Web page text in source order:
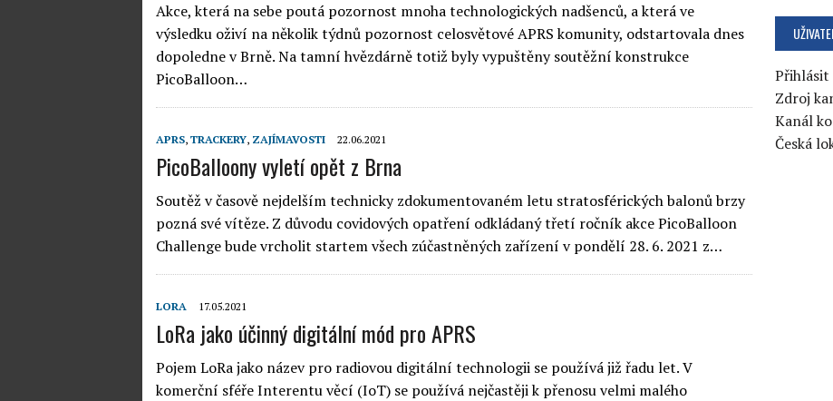
Akce, která na sebe poutá pozornost mnoha technologických nadšenců, a která ve
výsledku oživí na několik týdnů pozornost celosvětové APRS komunity, odstartovala dnes
dopoledne v Brně. Na tamní hvězdárně totiž byly vypuštěny soutěžní konstrukce
PicoBalloon…
APRS, TRACKERY, ZAJÍMAVOSTI 22.06.2021
PicoBalloony vyletí opět z Brna
Soutěž v časově nejdelším technicky zdokumentovaném letu stratosférických balonů brzy
pozná své vítěze. Z důvodu covidových opatření odkládaný třetí ročník akce PicoBalloon
Challenge bude vrcholit startem všech zúčastněných zařízení v pondělí 28. 6. 2021 z…
LORA 17.05.2021
LoRa jako účinný digitální mód pro APRS
Pojem LoRa jako název pro radiovou digitální technologii se používá již řadu let. V
komerční sféře Interentu věcí (IoT) se používá nejčastěji k přenosu velmi malého
Přihlásit
Zdroj
Kanál
Česká